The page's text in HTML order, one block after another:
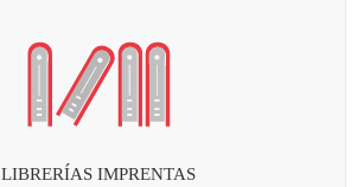
LIBRERÍAS IMPRENTAS